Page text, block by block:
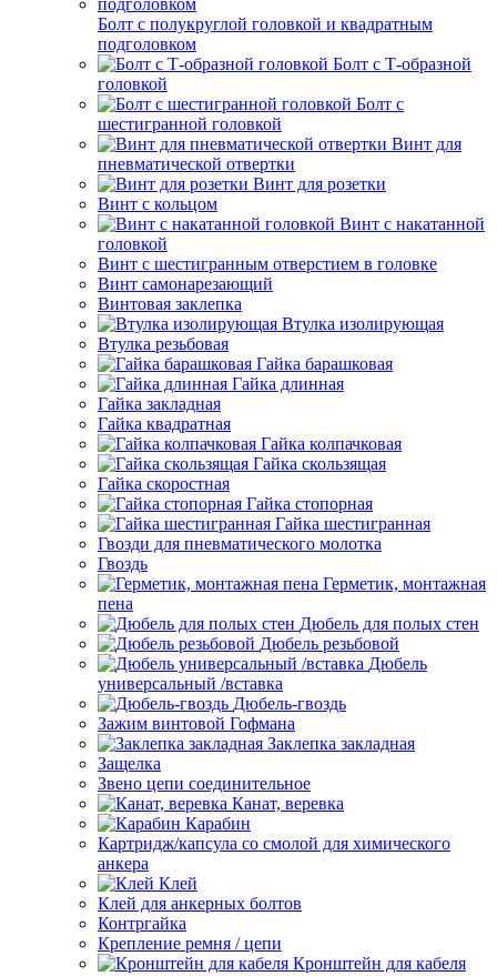
Болт с полукруглой головкой и квадратным
подголовком
Болт с Т-образной
головкой
Болт с
шестигранной головкой
Винт для
пневматической отвертки
Винт для розетки
Винт с кольцом
Винт с накатанной
головкой
Винт с шестигранным отверстием в головке
Винт самонарезающий
Винтовая заклепка
Втулка изолирующая
Втулка резьбовая
Гайка барашковая
Гайка длинная
Гайка закладная
Гайка квадратная
Гайка колпачковая
Гайка скользящая
Гайка скоростная
Гайка стопорная
Гайка шестигранная
Гвозди для пневматического молотка
Гвоздь
Герметик, монтажная
пена
Дюбель для полых стен
Дюбель резьбовой
Дюбель
универсальный /вставка
Дюбель-гвоздь
Зажим винтовой Гофмана
Заклепка закладная
Защелка
Звено цепи соединительное
Канат, веревка
Карабин
Картридж/капсула со смолой для химического
анкера
Клей
Клей для анкерных болтов
Контргайка
Крепление ремня / цепи
Кронштейн для кабеля